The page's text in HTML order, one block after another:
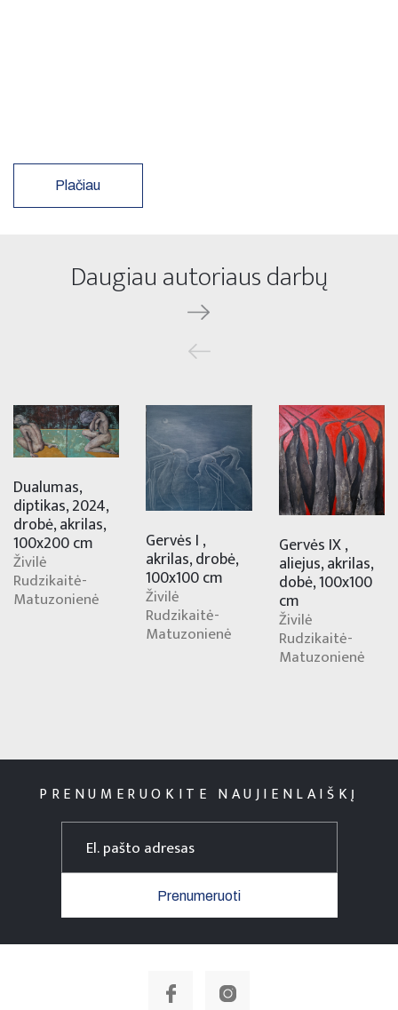
Plačiau
Daugiau autoriaus darbų
Dualumas,
diptikas, 2024,
drobė, akrilas,
100x200 cm
Živilė
Rudzikaitė-
Matuzonienė
Gervės I ,
akrilas, drobė,
100x100 cm
Živilė
Rudzikaitė-
Matuzonienė
Gervės IX ,
aliejus, akrilas,
dobė, 100x100
cm
Živilė
Rudzikaitė-
Matuzonienė
PRENUMERUOKITE NAUJIENLAIŠKĮ
Prenumeruoti